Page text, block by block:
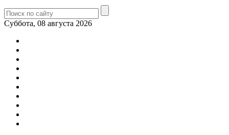
Суббота, 08 августа 2026